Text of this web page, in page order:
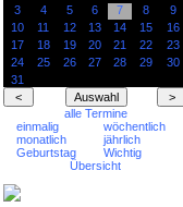
3
4 5 6 7 8
9
10
11 12 13 14 15
16
17
18 19 20 21 22
23
24
25 26 27 28 29
30
31
alle Termine
einmalig
wöchentlich
monatlich
jährlich
Geburtstag
Wichtig
Übersicht